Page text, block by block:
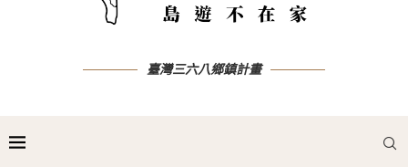
臺灣三六八鄉鎮計畫